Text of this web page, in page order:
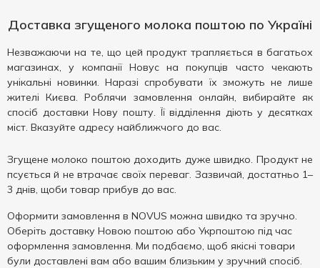
Доставка згущеного молока поштою по Україні
Незважаючи на те, що цей продукт трапляється в багатьох
магазинах, у компанії Новус на покупців часто чекають
унікальні новинки. Наразі спробувати їх зможуть не лише
жителі Києва. Роблячи замовлення онлайн, вибирайте як
спосіб доставки Нову пошту. Її відділення діють у десятках
міст. Вказуйте адресу найближчого до вас.
Згущене молоко поштою доходить дуже швидко. Продукт не
псується й не втрачає своїх переваг. Зазвичай, достатньо 1–
3 днів, щоби товар прибув до вас.
Оформити замовлення в NOVUS можна швидко та зручно.
Оберіть доставку Новою поштою або Укрпоштою під час
оформлення замовлення. Ми подбаємо, щоб якісні товари
були доставлені вам або вашим близьким у зручний спосіб.